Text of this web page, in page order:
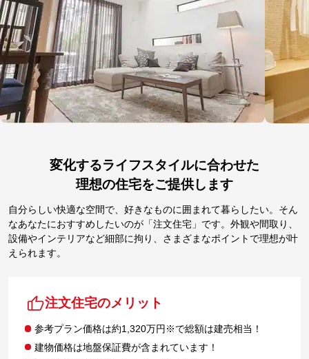
変化するライフスタイルに合わせた
理想の住宅をご提供します
自分らしい快適な空間で、好きなものに囲まれて暮らしたい。そん
なあなたにおすすめしたいのが「注文住宅」です。外観や間取り、
設備やインテリアなど細部に拘り、さまざまなポイントで理想が叶
えられます。
注文住宅のメリット
参考プラン価格は約1,320万円※で総額は建売相当！
建物価格は地盤保証費が含まれています！